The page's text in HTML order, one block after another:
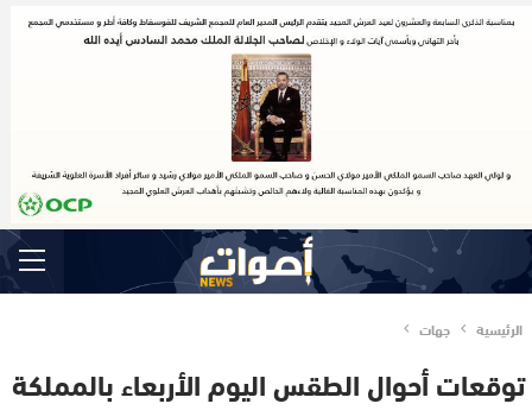
الرئيسية جهات
توقعات أحوال الطقس اليوم الأربعاء بالمملكة